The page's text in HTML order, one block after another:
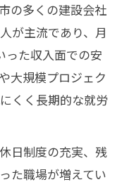
の多くの建設会社
が主流であり、月
った収入面での安
大規模プロジェク
くく長期的な就労
日制度の充実、残
た職場が増えてい